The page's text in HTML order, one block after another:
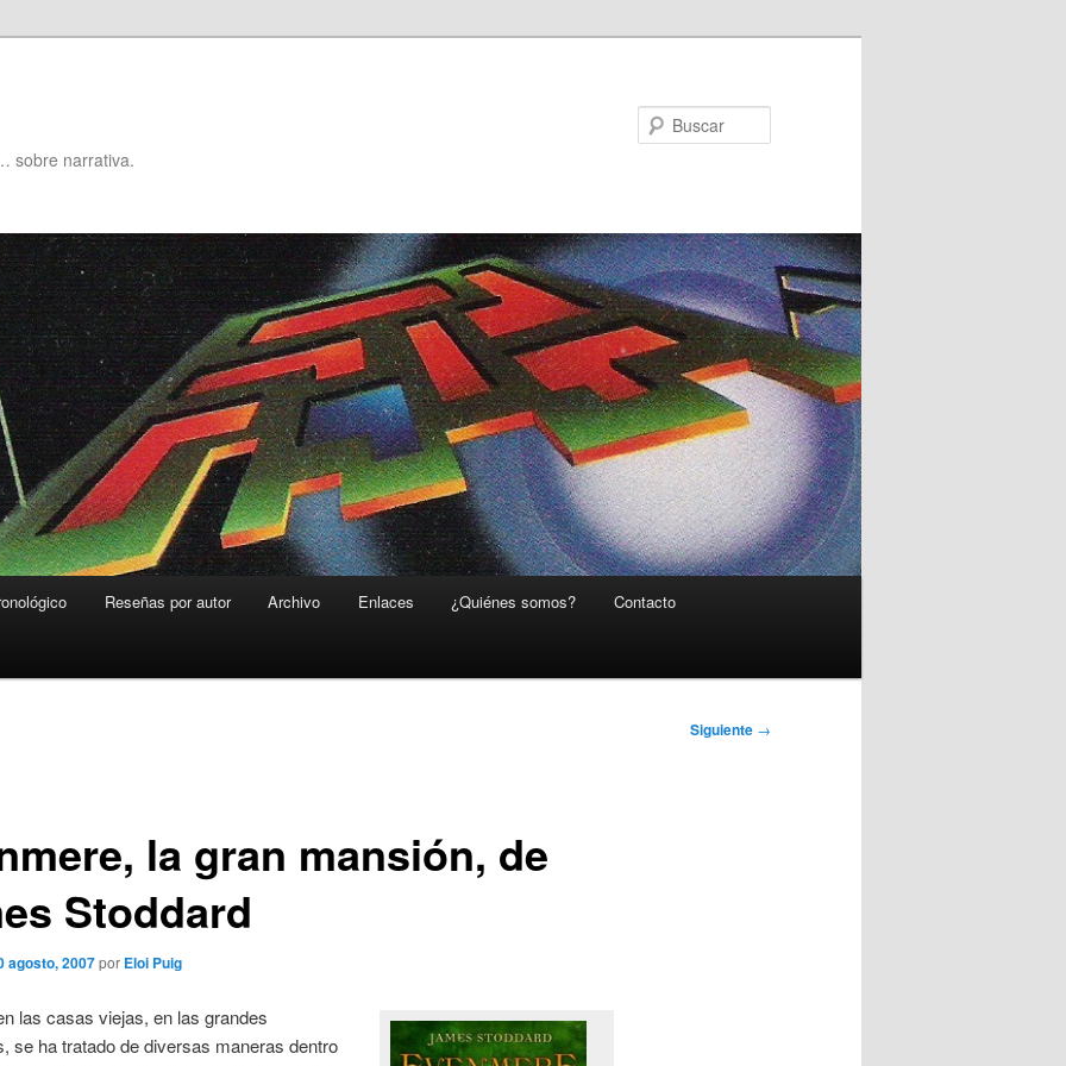
sobre narrativa.
Reseñas por autor Archivo Enlaces ¿Quiénes somos? Contacto
Siguiente →
la gran mansión, de
Stoddard
agosto, 2007por Eloi Puig
las casas viejas, en las grandes
se ha tratado de diversas maneras dentro